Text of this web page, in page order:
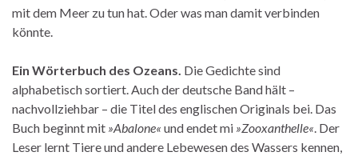
mit dem Meer zu tun hat. Oder was man damit verbinden
könnte.
Ein Wörterbuch des Ozeans. Die Gedichte sind
alphabetisch sortiert. Auch der deutsche Band hält –
nachvollziehbar – die Titel des englischen Originals bei. Das
Buch beginnt mit »Abalone« und endet mi »Zooxanthelle«. Der
Leser lernt Tiere und andere Lebewesen des Wassers kennen,